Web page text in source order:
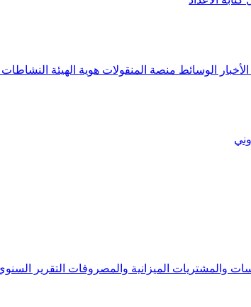
الأخبار الوسائط منصة المنقولات هوية الهيئة النشاطات
والمشتريات الميزانية والمصروفات التقرير